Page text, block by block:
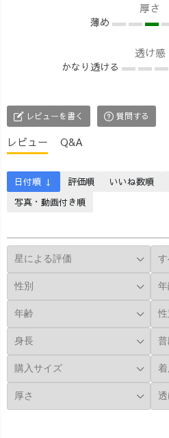
厚さ
薄め
透け感
かなり透ける
レビューを書く 質問する
レビュー Q&A
日付順 ↓ 評価順 いいね数順
写真・動画付き順